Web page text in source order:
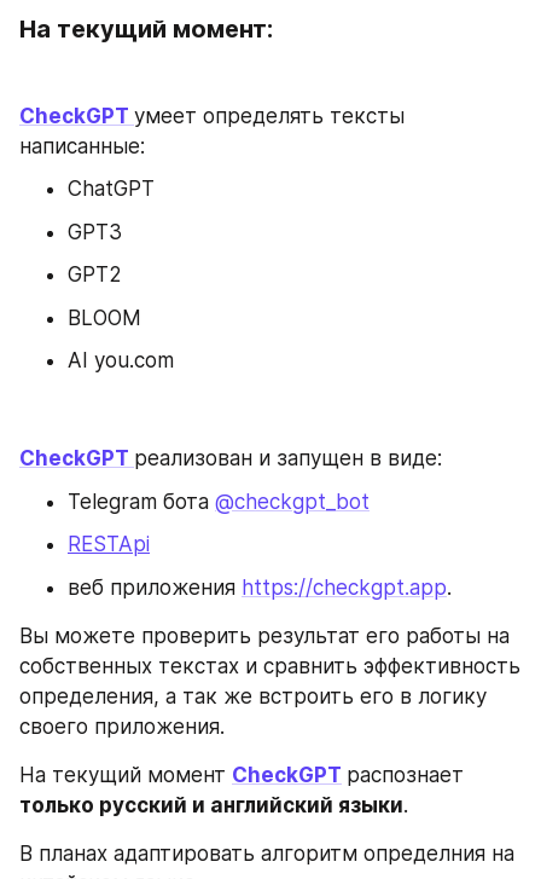
На текущий момент:
CheckGPT умеет определять тексты
написанные:
ChatGPT
GPT3
GPT2
BLOOM
AI you.com
CheckGPT реализован и запущен в виде:
Telegram бота @checkgpt_bot
RESTApi
веб приложения https://checkgpt.app.
Вы можете проверить результат его работы на
собственных текстах и сравнить эффективность
определения, а так же встроить его в логику
своего приложения.
На текущий момент CheckGPT распознает
только русский и английский языки.
В планах адаптировать алгоритм определния на